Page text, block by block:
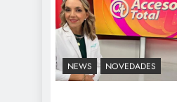
NEWS NOVEDADES